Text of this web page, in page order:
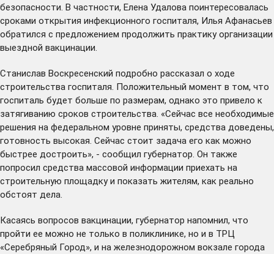
безопасности. В частности, Елена Удалова поинтересовалась
сроками открытия инфекционного госпиталя, Илья Афанасьев
обратился с предложением продолжить практику организации
выездной вакцинации.
Станислав Воскресенский подробно рассказал о ходе
строительства госпиталя. Положительный момент в том, что
госпиталь будет больше по размерам, однако это привело к
затягиванию сроков строительства. «Сейчас все необходимые
решения на федеральном уровне приняты, средства доведены,
готовность высокая. Сейчас стоит задача его как можно
быстрее достроить», - сообщил губернатор. Он также
попросил средства массовой информации приехать на
строительную площадку и показать жителям, как реально
обстоят дела.
Касаясь вопросов вакцинации, губернатор напомнил, что
пройти ее можно не только в поликлинике, но и в ТРЦ
«Серебряный Город», и на железнодорожном вокзале города